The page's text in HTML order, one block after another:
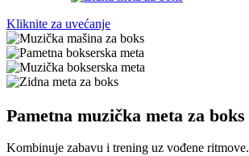
Kliknite za uvećanje
Pametna muzička meta za boks
Kombinuje zabavu i trening uz vođene ritmove.